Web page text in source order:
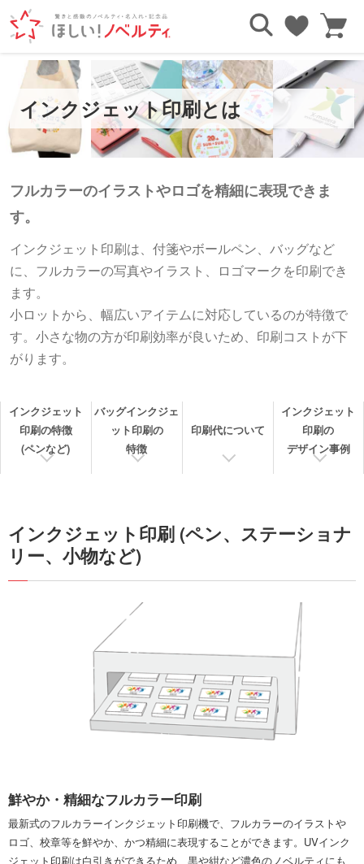
TOP 印刷方法について インクジェット印刷とは
インクジェット印刷とは
フルカラーのイラストやロゴを精細に表現できま
す。
インクジェット印刷は、付箋やボールペン、バッグなど
に、フルカラーの写真やイラスト、ロゴマークを印刷でき
ます。
小ロットから、幅広いアイテムに対応しているのが特徴で
す。小さな物の方が印刷効率が良いため、印刷コストが下
がります。
インクジェット
印刷の特徴
(ペンなど)
バッグインクジェ
ット印刷の
特徴
印刷代について
インクジェット
印刷の
デザイン事例
インクジェット印刷 (ペン、ステーショナ
リー、小物など)
鮮やか・精細なフルカラー印刷
最新式のフルカラーインクジェット印刷機で、フルカラーのイラストや
ロゴ、校章等を鮮やか、かつ精細に表現することができます。UVインク
ジェット印刷は白引きができるため、黒や紺など濃色のノベルティにも